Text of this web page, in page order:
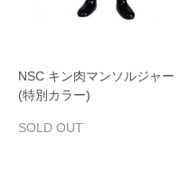
NSC キン肉マンソルジャー
(特別カラー)
SOLD OUT